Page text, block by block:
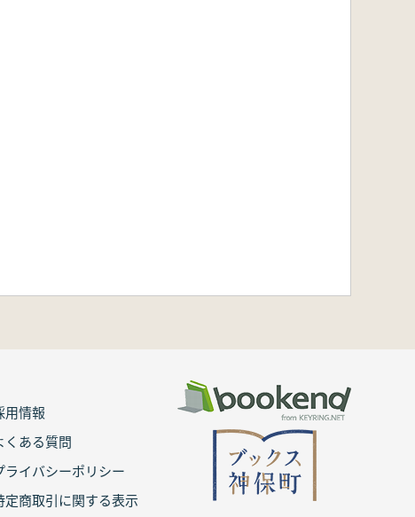
用情報
くある質問
ライバシーポリシー
定商取引に関する表示